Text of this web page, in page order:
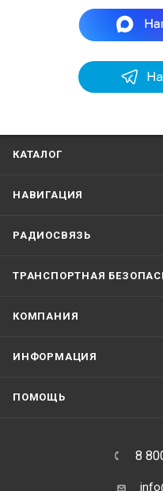
КАТАЛОГ
НАВИГАЦИЯ
РАДИОСВЯЗЬ
ТРАНСПОРТНАЯ
КОМПАНИЯ
ИНФОРМАЦИЯ
ПОМОЩЬ
8